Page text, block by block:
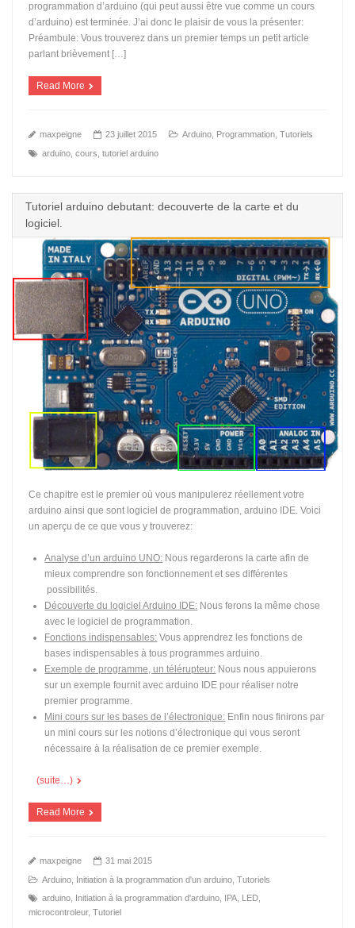
programmation d’arduino (qui peut aussi être vue comme un cours
d’arduino) est terminée. J’ai donc le plaisir de vous la présenter:
Préambule: Vous trouverez dans un premier temps un petit article
parlant brièvement […]
Read More
maxpeigne 23 juillet 2015 Arduino Programmation ,Tutoriels
arduino ,cours ,tutoriel arduino
Tutoriel arduino debutant: decouverte de la carte et du
logiciel.
Ce chapitre est le premier où vous manipulerez réellement votre
arduino ainsi que sont logiciel de programmation, arduino IDE. Voici
un aperçu de ce que vous y trouverez:
Analyse d’un arduino UNO: Nous regarderons la carte afin de
mieux comprendre son fonctionnement et ses différentes
possibilités.
Découverte du logiciel Arduino IDE: Nous ferons la même chose
avec le logiciel de programmation.
Fonctions indispensables: Vous apprendrez les fonctions de
bases indispensables à tous programmes arduino.
Exemple de programme, un télérupteur: Nous nous appuierons
sur un exemple fournit avec arduino IDE pour réaliser notre
premier programme.
Mini cours sur les bases de l’électronique: Enfin nous finirons par
un mini cours sur les notions d’électronique qui vous seront
nécessaire à la réalisation de ce premier exemple.
(suite…)
Read More
maxpeigne
31 mai 2015
Arduino Initiation à la programmation d'un arduino ,Tutoriels
arduino Initiation à la programmation d'arduino IPA LED
microcontroleur,Tutoriel